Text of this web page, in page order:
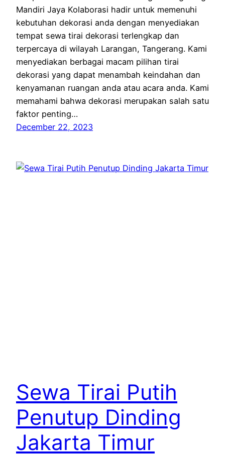
Mandiri Jaya Kolaborasi hadir untuk memenuhi
kebutuhan dekorasi anda dengan menyediakan
tempat sewa tirai dekorasi terlengkap dan
terpercaya di wilayah Larangan, Tangerang. Kami
menyediakan berbagai macam pilihan tirai
dekorasi yang dapat menambah keindahan dan
kenyamanan ruangan anda atau acara anda. Kami
memahami bahwa dekorasi merupakan salah satu
faktor penting…
December 22, 2023
Sewa Tirai Putih
Penutup Dinding
Jakarta Timur